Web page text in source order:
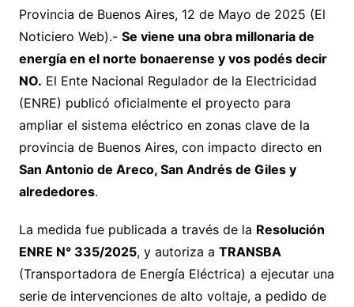
Provincia de Buenos Aires, 12 de Mayo de 2025 (El
Noticiero Web).- Se viene una obra millonaria de
energía en el norte bonaerense y vos podés decir
NO. El Ente Nacional Regulador de la Electricidad
(ENRE) publicó oficialmente el proyecto para
ampliar el sistema eléctrico en zonas clave de la
provincia de Buenos Aires, con impacto directo en
San Antonio de Areco, San Andrés de Giles y
alrededores.
La medida fue publicada a través de la Resolución
ENRE N° 335/2025, y autoriza a TRANSBA
(Transportadora de Energía Eléctrica) a ejecutar una
serie de intervenciones de alto voltaje, a pedido de